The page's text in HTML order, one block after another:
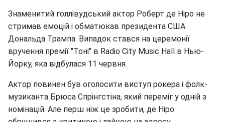
Знаменитий голлівудський актор Роберт де Ніро не
стримав емоцій і обматюкав президента США
Дональда Трампа. Випадок стався на церемонії
вручення премії "Тоні" в Radio City Music Hall в Нью-
Йорку, яка відбулася 11 червня.
Актор повинен був оголосити виступ рокера і фолк-
музиканта Брюса Спрінгстіна, який переміг у одній з
номінацій. Але перш ніж це зробити, де Ніро